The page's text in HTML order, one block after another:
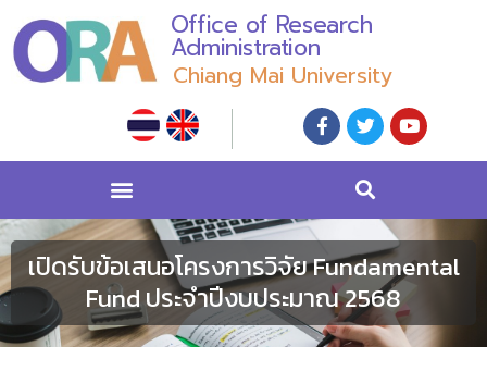
Office of Research
Administration
Chiang Mai University
เปิดรับข้อเสนอโครงการวิจัย Fundamental
Fund ประจำปีงบประมาณ 2568